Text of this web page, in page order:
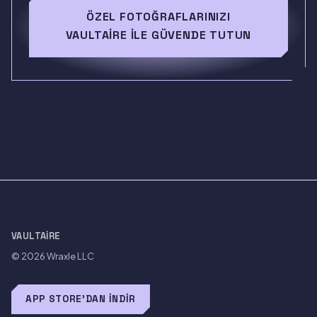
ÖZEL FOTOĞRAFLARINIZI
VAULTAIRE ILE GÜVENDE TUTUN
VAULTAIRE
© 2026Wraxle LLC
APP STORE'DAN İNDIR